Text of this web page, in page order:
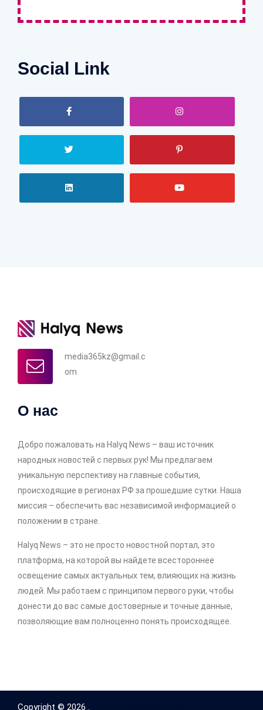
Social Link
media365kz@gmail.c
om
О нас
Добро пожаловать на Halyq News – ваш источник
народных новостей с первых рук! Мы предлагаем
уникальную перспективу на главные события,
происходящие в регионах РФ за прошедшие сутки. Наша
миссия – обеспечить вас независимой информацией о
положении в стране.
Halyq News – это не просто новостной портал, это
платформа, на которой вы найдете всестороннее
освещение самых актуальных тем, влияющих на жизнь
людей. Мы работаем с принципом первого руки, чтобы
донести до вас самые достоверные и точные данные,
позволяющие вам полноценно понять происходящее.
Copyright © 2026 .